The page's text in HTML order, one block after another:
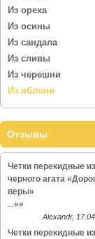
Из ореха
Из осины
Из сандала
Из сливы
Из черешни
Из яблони
Отзывы
Четки перекидные из
черного агата
веры»
»»
Alexandr,
Четки перекидные из